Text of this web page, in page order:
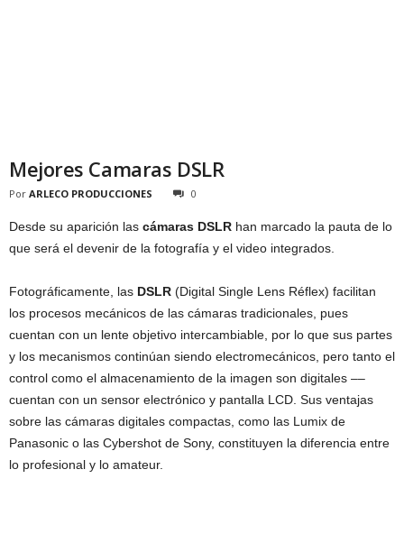
Mejores Camaras DSLR
Por ARLECO PRODUCCIONES 0
Desde su aparición las cámaras DSLR han marcado la pauta de lo
que será el devenir de la fotografía y el video integrados.
Fotográficamente, las DSLR (Digital Single Lens Réflex) facilitan
los procesos mecánicos de las cámaras tradicionales, pues
cuentan con un lente objetivo intercambiable, por lo que sus partes
y los mecanismos continúan siendo electromecánicos, pero tanto el
control como el almacenamiento de la imagen son digitales ––
cuentan con un sensor electrónico y pantalla LCD. Sus ventajas
sobre las cámaras digitales compactas, como las Lumix de
Panasonic o las Cybershot de Sony, constituyen la diferencia entre
lo profesional y lo amateur.